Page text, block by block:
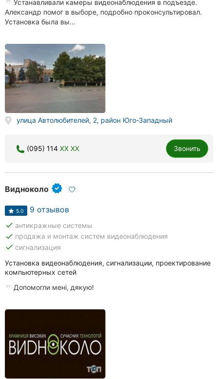
Устанавливали камеры видеонаблюдения в подъезде.
Александр помог в выборе, подробно проконсультировал.
Установка была вы...
улица Автолюбителей, 2, район Юго-Западный
(095) 114 XX XX Звонить
Видноколо
5.0 9 отзывов
done антикражные системы
done продажа и монтаж систем видеонаблюдения
done сигнализация
Установка видеонаблюдения, сигнализации, проектирование
компьютерных сетей
Допомогли мені, дякую!